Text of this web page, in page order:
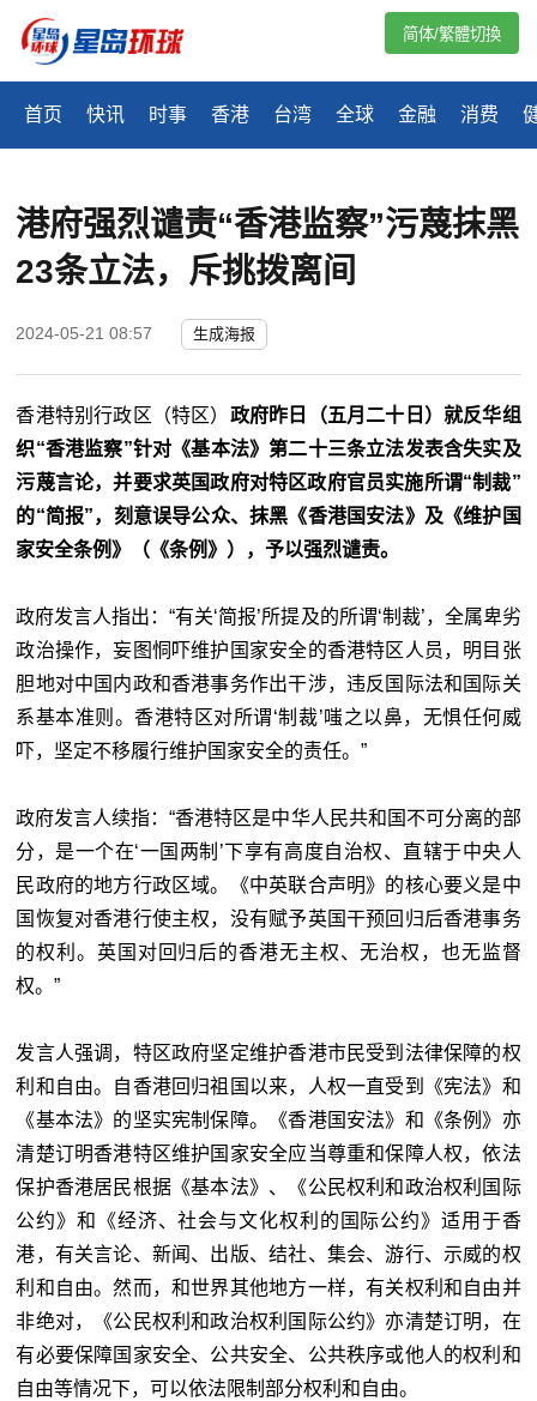
首页 快讯 时事 香港 台湾 全球 金融 消费
简体/繁體切換
港府强烈谴责“香港监察”污蔑抹黑
23条立法，斥挑拨离间
2024-05-21 08:57 生成海报
香港特别行政区（特区） 政府昨日（五月二十日）就反华组
织“香港监察”针对《基本法》第二十三条立法发表含失实及
污蔑言论，并要求英国政府对特区政府官员实施所谓“制裁”
的“简报”，刻意误导公众、抹黑《香港国安法》及《维护国
家安全条例》（《条例》），予以强烈谴责。
政府发言人指出：“有关‘简报’所提及的所谓‘制裁’，全属卑劣
政治操作，妄图恫吓维护国家安全的香港特区人员，明目张
胆地对中国内政和香港事务作出干涉，违反国际法和国际关
系基本准则。香港特区对所谓‘制裁’嗤之以鼻，无惧任何威
吓，坚定不移履行维护国家安全的责任。”
政府发言人续指：“香港特区是中华人民共和国不可分离的部
分，是一个在‘一国两制’下享有高度自治权、直辖于中央人
民政府的地方行政区域。《中英联合声明》的核心要义是中
国恢复对香港行使主权，没有赋予英国干预回归后香港事务
的权利。英国对回归后的香港无主权、无治权，也无监督
权。”
发言人强调，特区政府坚定维护香港市民受到法律保障的权
利和自由。自香港回归祖国以来，人权一直受到《宪法》和
《基本法》的坚实宪制保障。《香港国安法》和《条例》亦
清楚订明香港特区维护国家安全应当尊重和保障人权，依法
保护香港居民根据《基本法》、《公民权利和政治权利国际
公约》和《经济、社会与文化权利的国际公约》适用于香
港，有关言论、新闻、出版、结社、集会、游行、示威的权
利和自由。然而，和世界其他地方一样，有关权利和自由并
非绝对，《公民权利和政治权利国际公约》亦清楚订明，在
有必要保障国家安全、公共安全、公共秩序或他人的权利和
自由等情况下，可以依法限制部分权利和自由。